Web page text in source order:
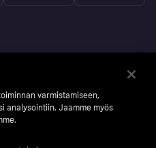
varmistamiseen,
analysointiin. Jaamme myös